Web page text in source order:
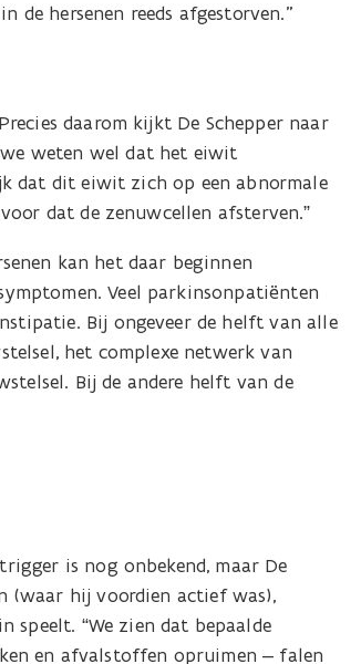
de hersenen reeds afgestorven."
daarom kijkt De Schepper naar
we weten wel dat het eiwit
dat dit eiwit zich op een abnormale
dat de zenuwcellen afsterven.”
kan het daar beginnen
Veel parkinsonpatiënten
Bij ongeveer de helft van alle
het complexe netwerk van
Bij de andere helft van de
is nog onbekend, maar De
(waar hij voordien actief was),
speelt. “We zien dat bepaalde
en afvalstoffen opruimen – falen